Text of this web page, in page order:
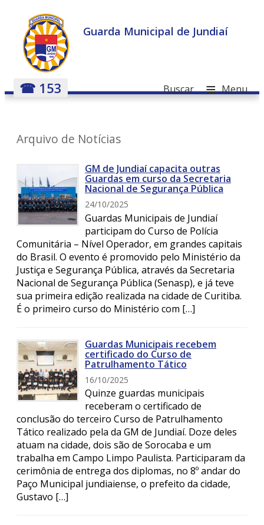
Guarda Municipal de Jundiaí
☎ 153 ≡ Menu
Buscar
Arquivo de Notícias
GM de Jundiaí capacita outras
Guardas em curso da Secretaria
Nacional de Segurança Pública
24/10/2025
Guardas Municipais de Jundiaí
participam do Curso de Polícia
Comunitária – Nível Operador, em grandes capitais
do Brasil. O evento é promovido pelo Ministério da
Justiça e Segurança Pública, através da Secretaria
Nacional de Segurança Pública (Senasp), e já teve
sua primeira edição realizada na cidade de Curitiba.
É o primeiro curso do Ministério com […]
Guardas Municipais recebem
certificado do Curso de
Patrulhamento Tático
16/10/2025
Quinze guardas municipais
receberam o certificado de
conclusão do terceiro Curso de Patrulhamento
Tático realizado pela da GM de Jundiaí. Doze deles
atuam na cidade, dois são de Sorocaba e um
trabalha em Campo Limpo Paulista. Participaram da
cerimônia de entrega dos diplomas, no 8º andar do
Paço Municipal jundiaiense, o prefeito da cidade,
Gustavo […]